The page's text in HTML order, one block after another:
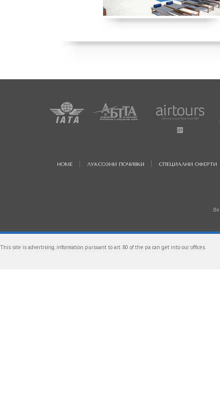
HOME ЛУКСОЗНИ ПОЧИВКИ СПЕЦИАЛНИ ОФЕРТИ
This site is advertising. information pursuant to art. 80 of the pa can get into our offices.